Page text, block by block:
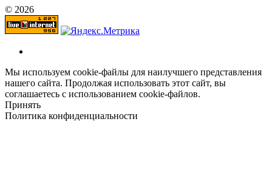
© 2026
Мы используем cookie-файлы для наилучшего представления
нашего сайта. Продолжая использовать этот сайт, вы
соглашаетесь с использованием cookie-файлов.
Принять
Политика конфиденциальности